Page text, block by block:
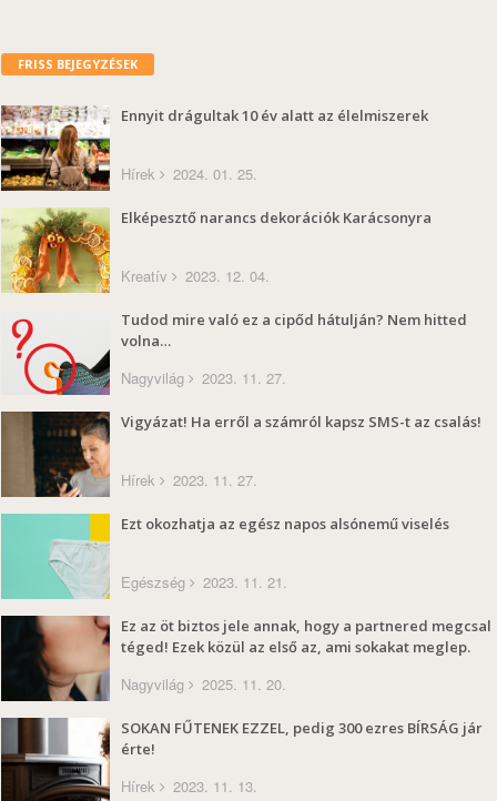
FRISS BEJEGYZÉSEK
Ennyit drágultak 10 év alatt az élelmiszerek
Hírek 2024. 01. 25.
Elképesztő narancs dekorációk Karácsonyra
Kreatív 2023. 12. 04.
Tudod mire való ez a cipőd hátulján? Nem hitted
volna…
Nagyvilág 2023. 11. 27.
Vigyázat! Ha erről a számról kapsz SMS-t az csalás!
Hírek 2023. 11. 27.
Ezt okozhatja az egész napos alsónemű viselés
Egészség 2023. 11. 21.
Ez az öt biztos jele annak, hogy a partnered megcsal
téged! Ezek közül az első az, ami sokakat meglep.
Nagyvilág 2025. 11. 20.
SOKAN FŰTENEK EZZEL, pedig 300 ezres BÍRSÁG jár
érte!
Hírek 2023. 11. 13.